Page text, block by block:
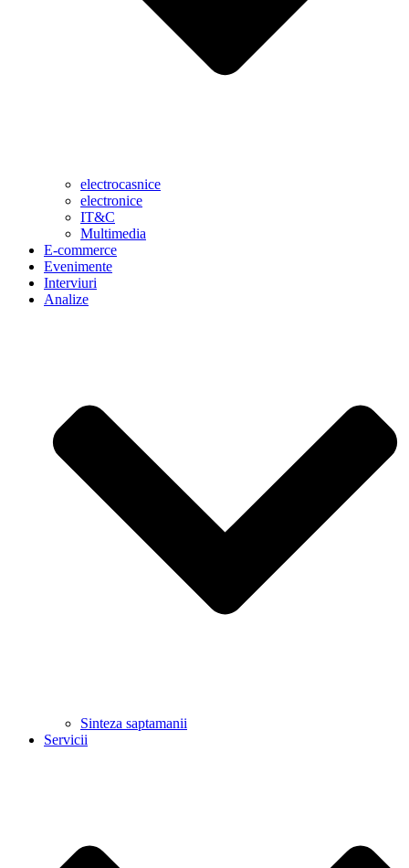
electrocasnice
electronice
IT&C
Multimedia
E-commerce
Evenimente
Interviuri
Analize
Sinteza saptamanii
Servicii